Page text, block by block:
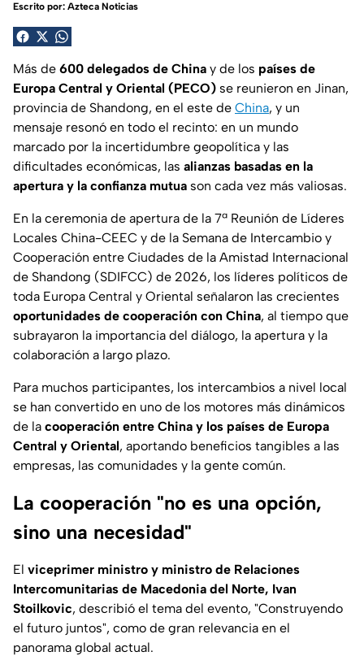
Escrito por: Azteca Noticias
Más de 600 delegados de China y de los países de
Europa Central y Oriental (PECO) se reunieron en Jinan,
provincia de Shandong, en el este de China, y un
mensaje resonó en todo el recinto: en un mundo
marcado por la incertidumbre geopolítica y las
dificultades económicas, las alianzas basadas en la
apertura y la confianza mutua son cada vez más valiosas.
En la ceremonia de apertura de la 7ª Reunión de Líderes
Locales China-CEEC y de la Semana de Intercambio y
Cooperación entre Ciudades de la Amistad Internacional
de Shandong (SDIFCC) de 2026, los líderes políticos de
toda Europa Central y Oriental señalaron las crecientes
oportunidades de cooperación con China, al tiempo que
subrayaron la importancia del diálogo, la apertura y la
colaboración a largo plazo.
Para muchos participantes, los intercambios a nivel local
se han convertido en uno de los motores más dinámicos
de la cooperación entre China y los países de Europa
Central y Oriental, aportando beneficios tangibles a las
empresas, las comunidades y la gente común.
La cooperación "no es una opción,
sino una necesidad"
El viceprimer ministro y ministro de Relaciones
Intercomunitarias de Macedonia del Norte, Ivan
Stoilkovic, describió el tema del evento, "Construyendo
el futuro juntos", como de gran relevancia en el
panorama global actual.